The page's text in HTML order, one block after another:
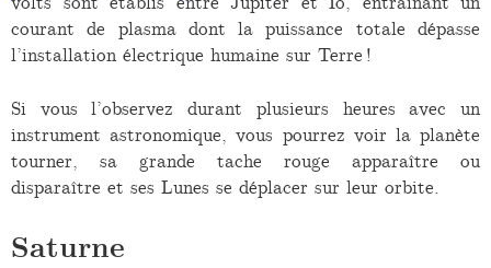
courant de plasma dont la puissance totale dépasse
l’installation électrique humaine sur Terre !
Si vous l’observez durant plusieurs heures avec un
instrument astronomique, vous pourrez voir la planète
tourner, sa grande tache rouge apparaître ou
disparaître et ses Lunes se déplacer sur leur orbite.
Saturne